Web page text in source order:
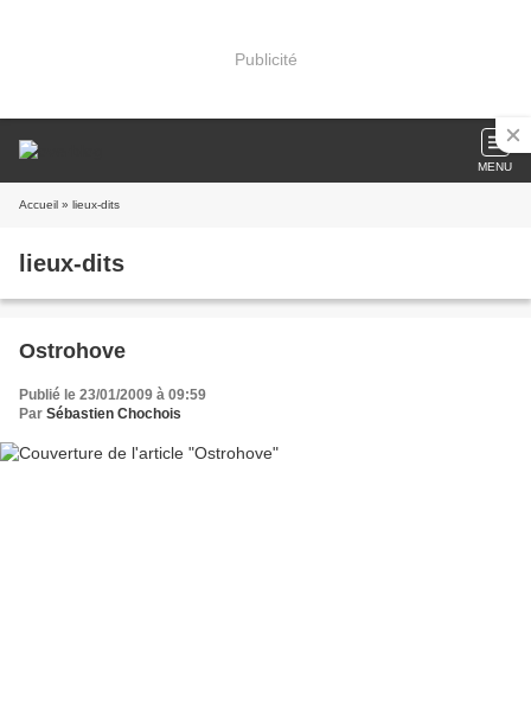
Publicité
MENU
Accueil » lieux-dits
lieux-dits
Ostrohove
Publié le 23/01/2009 à 09:59
Par Sébastien Chochois